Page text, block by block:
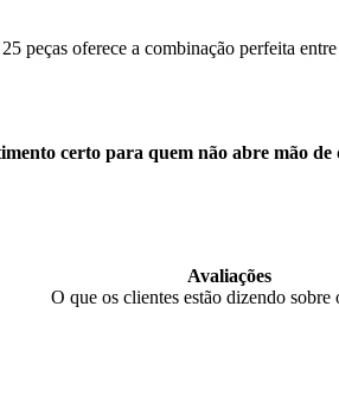
peças oferece a combinação perfeita
certo para quem não abre mão
Avaliações
O que os clientes estão dizendo sobre